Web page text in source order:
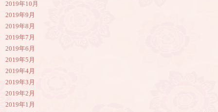
2019年10月
2019年9月
2019年8月
2019年7月
2019年6月
2019年5月
2019年4月
2019年3月
2019年2月
2019年1月